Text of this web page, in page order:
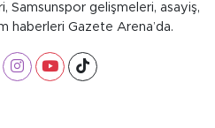
Samsunspor gelişmeleri, asayiş,
haberleri Gazete Arena’da.